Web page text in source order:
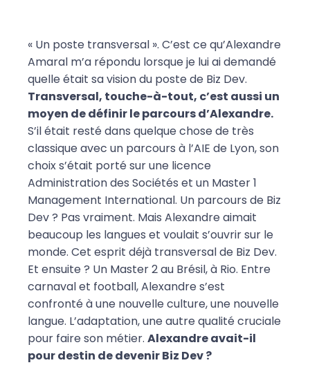
« Un poste transversal ». C’est ce qu’Alexandre
Amaral m’a répondu lorsque je lui ai demandé
quelle était sa vision du poste de Biz Dev.
Transversal, touche-à-tout, c’est aussi un
moyen de définir le parcours d’Alexandre.
S’il était resté dans quelque chose de très
classique avec un parcours à l’AIE de Lyon, son
choix s’était porté sur une licence
Administration des Sociétés et un Master 1
Management International. Un parcours de Biz
Dev ? Pas vraiment. Mais Alexandre aimait
beaucoup les langues et voulait s’ouvrir sur le
monde. Cet esprit déjà transversal de Biz Dev.
Et ensuite ? Un Master 2 au Brésil, à Rio. Entre
carnaval et football, Alexandre s’est
confronté à une nouvelle culture, une nouvelle
langue. L’adaptation, une autre qualité cruciale
pour faire son métier. Alexandre avait-il
pour destin de devenir Biz Dev ?